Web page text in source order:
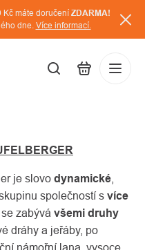
Kč máte doručení ZDARMA!
dne. Více informací.
je slovo dynamické
společností s více
zabývá všemi druhy
dráhy a jeřáby, po
námořní lana, vysoce